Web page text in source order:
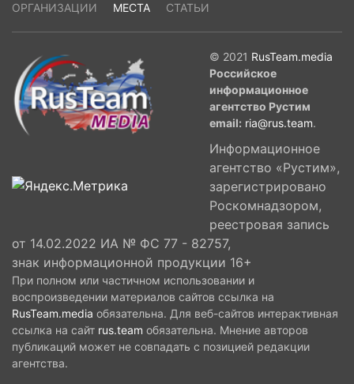
ОРГАНИЗАЦИИ
МЕСТА СТАТЬИ
© 2021 RusTeam.media
Российское
информационное
агентство Рустим
email: ria@rus.team.
Информационное
агентство «Рустим»,
зарегистрировано
Роскомнадзором,
реестровая запись
от 14.02.2022 ИА № ФС 77 - 82757,
знак информационной продукции 16+
При полном или частичном использовании и
воспроизведении материалов сайтов ссылка на
RusTeam.media обязательна. Для веб-сайтов интерактивная
ссылка на сайт rus.team обязательна. Мнение авторов
публикаций может не совпадать с позицией редакции
агентства.